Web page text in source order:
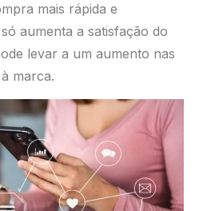
mais rápida e
aumenta a satisfação do
levar a um aumento nas
marca.